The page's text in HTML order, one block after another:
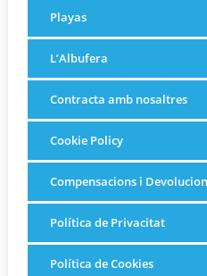
Playas
L’Albufera
Contracta amb nosaltres
Cookie Policy
Compensacions i
Política de Privacitat
Política de Cookies